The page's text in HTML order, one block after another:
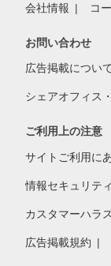
会社情報 コ
お問い合わせ
広告掲載について
シェアオフィス
ご利用上の注意
サイトご利用に
情報セキュリテ
カスタマーハラ
広告掲載規約